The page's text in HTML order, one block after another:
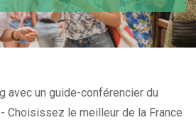
avec un guide-conférencier du
Choisissez le meilleur de la France